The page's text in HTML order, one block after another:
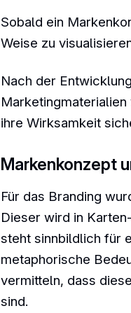
Sobald ein
Weise zu
Nach der
ihre Wirksamkeit
Markenkonzept
Für das Branding
Dieser wird in
steht sinnbildlich für
metaphorische
vermitteln, dass
sind.